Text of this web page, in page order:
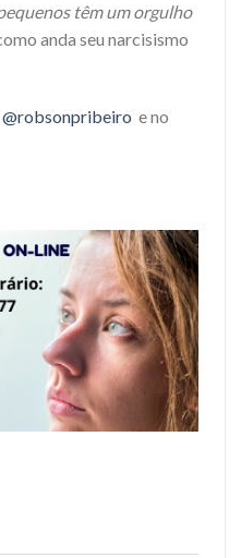
têm um orgulho
anda seu narcisismo
@robsonpribeiro e no